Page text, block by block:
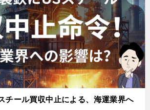
チール買収中止による、海運業界へ